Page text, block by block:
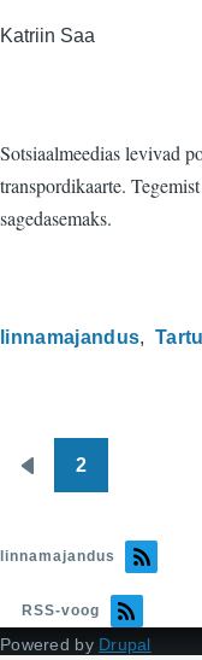
Katriin Saa
Sotsiaalmeedias levivad
transpordikaarte.
sagedasemaks.
linnamajandus Tartu
Pagination
Eelmine
2
linnamajandus
RSS-voog
Powered by Drupal